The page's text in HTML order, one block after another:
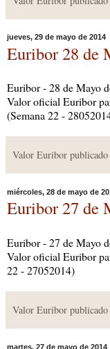
jueves, 29 de mayo de 2014
Euribor 28 de
Euribor - 28 de Mayo
Valor oficial Euribor
(Semana 22 -
Valor Euribor publicado
miércoles, 28 de mayo de
Euribor 27 de
Euribor - 27 de Mayo
Valor oficial Euribor
22 - 27052014)
Valor Euribor publicado
martes, 27 de mayo de 2014